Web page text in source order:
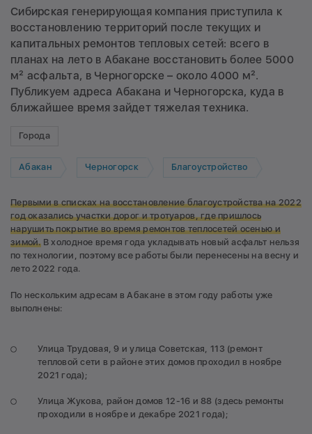
Сибирская генерирующая компания приступила к
восстановлению территорий после текущих и
капитальных ремонтов тепловых сетей: всего в
планах на лето в Абакане восстановить более 5000
м² асфальта, в Черногорске – около 4000 м².
Публикуем адреса Абакана и Черногорска, куда в
ближайшее время зайдет тяжелая техника.
Города
Абакан Черногорск Благоустройство
Первыми в списках на восстановление благоустройства на 2022
год оказались участки дорог и тротуаров, где пришлось
нарушить покрытие во время ремонтов теплосетей осенью и
зимой.В холодное время года укладывать новый асфальт нельзя
по технологии, поэтому все работы были перенесены на весну и
лето 2022 года.
По нескольким адресам в Абакане в этом году работы уже
выполнены:
Улица Трудовая, 9 и улица Советская, 113 (ремонт
тепловой сети в районе этих домов проходил в ноябре
2021 года);
Улица Жукова, район домов 12-16 и 88 (здесь ремонты
проходили в ноябре и декабре 2021 года);